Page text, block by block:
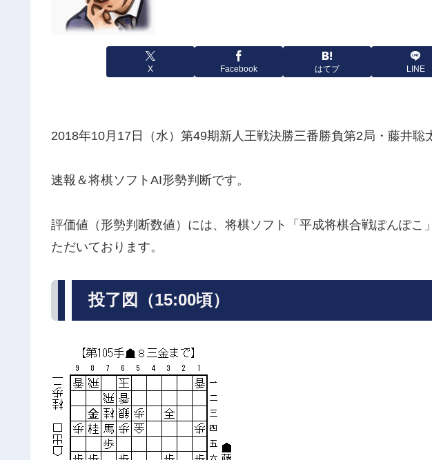
X Facebook はてブ LINE
2018年10月17日（水）第49期新人王戦決勝三番勝負第2局・藤井聡
速報＆将棋ソフトAI形勢判断です。
評価値（形勢判断数値）には、将棋ソフト「平成将棋合戦ぽんぽこ
ただいております。
投了図（15:00頃）